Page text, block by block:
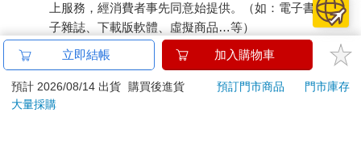
上服務，經消費者事先同意始提供。（如：電子書、電
子雜誌、下載版軟體、虛擬商品…等）
已拆封之個人衛生用品。（如：內衣褲、刮鬍刀、除毛
若非上列種類商品，均享有到貨7天的猶豫期（含例假
日）。
立即結帳 加入購物車
預計 2026/08/14 出貨 購買後進貨 預訂門市商品
門市庫存
大量採購